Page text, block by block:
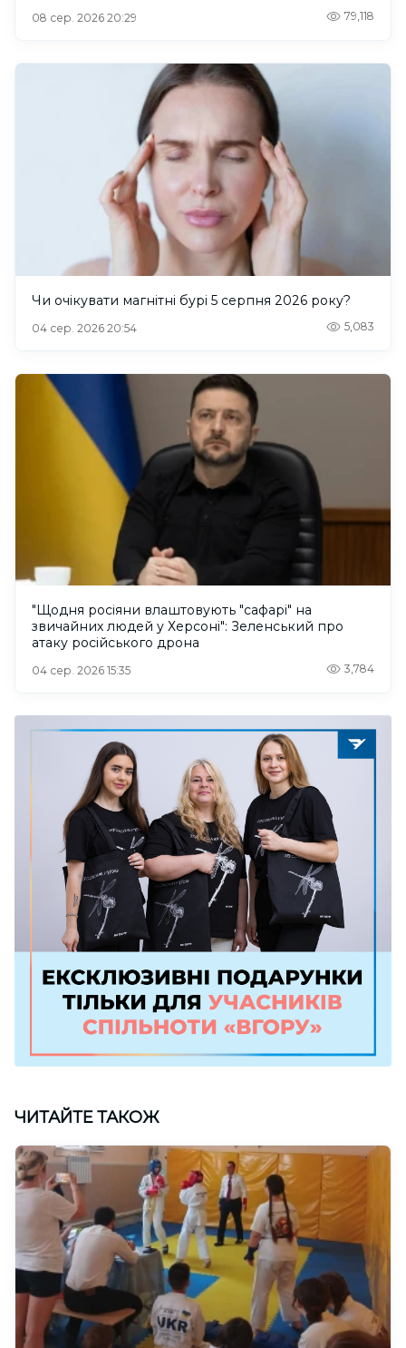
08 сер. 2026 20:29 79,118
Чи очікувати магнітні бурі 5 серпня 2026 року?
04 сер. 2026 20:54 5,083
"Щодня росіяни влаштовують "сафарі" на
звичайних людей у Херсоні": Зеленський про
атаку російського дрона
04 сер. 2026 15:35 3,784
ЧИТАЙТЕ ТАКОЖ